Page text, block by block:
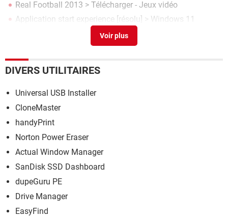
Real Football 2013 > Télécharger - Jeux vidéo
Application start experience [résolu] > Windows 11
> Télécharger - Récupération de
DIVERS UTILITAIRES
Universal USB Installer
CloneMaster
handyPrint
Norton Power Eraser
Actual Window Manager
SanDisk SSD Dashboard
dupeGuru PE
Drive Manager
EasyFind